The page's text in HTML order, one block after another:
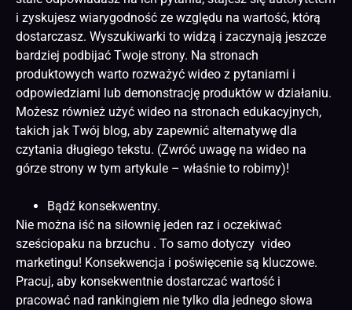
i zyskujesz wiarygodność ze względu na wartość, którą
dostarczasz. Wyszukiwarki to widzą i zaczynają jeszcze
bardziej podbijać Twoje strony. Na stronach
produktowych warto rozważyć wideo z pytaniami i
odpowiedziami lub demonstrację produktów w działaniu.
Możesz również użyć wideo na stronach edukacyjnych,
takich jak Twój blog, aby zapewnić alternatywę dla
czytania długiego tekstu. (Zwróć uwagę na wideo na
górze strony w tym artykule – właśnie to robimy)!
Bądź konsekwentny.
Nie można iść na siłownię jeden raz i oczekiwać
sześciopaku na brzuchu . To samo dotyczy video
marketingu! Konsekwencja i poświęcenie są kluczowe.
Pracuj, aby konsekwentnie dostarczać wartość i
pracować nad rankingiem nie tylko dla jednego słowa